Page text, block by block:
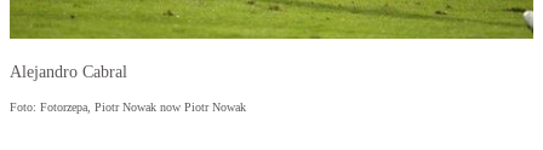
Alejandro Cabral
Foto: Fotorzepa, Piotr Nowak now Piotr Nowak